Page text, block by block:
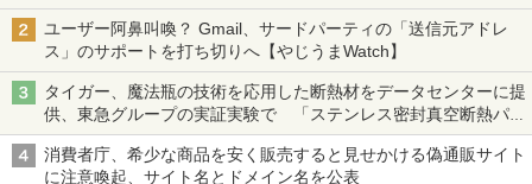
も、持ち替えずに書き込める
ユーザー阿鼻叫喚？ Gmail、サードパーティの「送信元アドレ
ス」のサポートを打ち切りへ【やじうまWatch】
タイガー、魔法瓶の技術を応用した断熱材をデータセンターに提
供、東急グループの実証実験で 「ステンレス密封真空断熱パネ
ル TIVIP」
消費者庁、希少な商品を安く販売すると見せかける偽通販サイト
に注意喚起、サイト名とドメイン名を公表